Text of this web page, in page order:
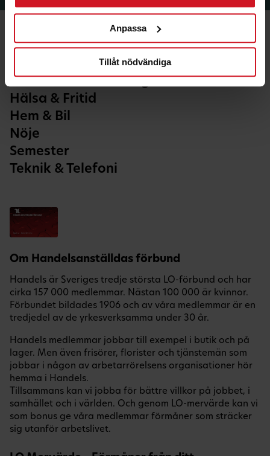
Anpassa
Tillåt nödvändiga
Ekonomi & Försäkring
Hälsa & Fritid
Hem & Bil
Nöje
Semester
Teknik & Telefoni
Om Handelsanställdas förbund
Handels är Sveriges tredje största LO-förbund och har
cirka 157 000 medlemmar. Nästan 100 000 är kvinnor.
Förbundet bildades 1906 och av våra medlemmar är en
tredjedel av de yrkesverksamma under 30 år.
Handels medlemmar jobbar till exempel i butik och på
lager. Men även frisörer, florister och tjänstemän som
jobbar i någon av arbetarrörelsens organisationer hör
hemma i Handels.
Tillsammans kan vi jobba för bättre villkor på jobbet, i
samhället och i världen. Och genom LO-mervärde kan vi
som bonus ge våra medlemmar förmåner som sträcker
sig utanför arbetslivet.